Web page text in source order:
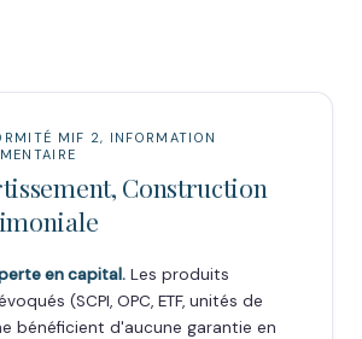
MIF 2, INFORMATION
Construction
en capital. Les produits
(SCPI, OPC, ETF, unités de
bénéficient d'aucune garantie en